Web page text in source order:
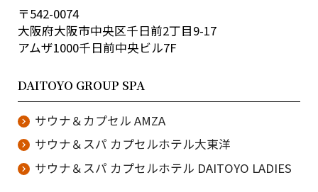
〒542-0074
大阪府大阪市中央区千日前2丁目9-17
アムザ1000千日前中央ビル7F
DAITOYO GROUP SPA
サウナ＆カプセル AMZA
サウナ＆スパ カプセルホテル大東洋
サウナ＆スパ カプセルホテル DAITOYO LADIES